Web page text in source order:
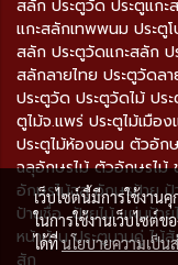
สลัก ประตูวัด ประตูแก
แกะสลักเทพพนม ประตู
สลัก ประตูวัดแกะสลัก ป
สลักลายไทย ประตูวัดล
ประตูวัด ประตูวัดไม้ ปร
ตูไม้จ.แพร่ ประตูไม้เมือ
ประตูไม้ห้องนอน ตัวอัก
ฉลุอักษรไม้ ตัวอักษรไม้
อักษรไม้ฉลุ อักษรป้าย
ป้ายชื่อ ป้ายไม้ แผ่นป้าย
หน้าบ้าน ประตูบานคู่ ไม้
สัก
เว็บไซต์นี้มีการใช้งาน
ในการใช้งานเว็บไซต์
ได้ที่นโยบายความเป็น